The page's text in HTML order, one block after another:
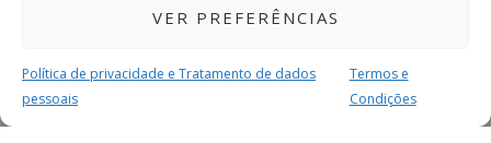
VER PREFERÊNCIAS
Política de privacidade e Tratamento de dados
pessoais
Termos e
Condições